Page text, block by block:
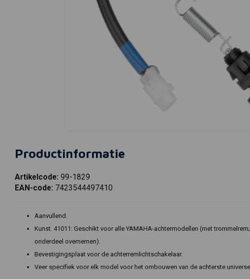
Productinformatie
Artikelcode: 99-1829
EAN-code: 7423544497410
Aanvullend.
Kunst. 41011: Geschikt voor alle YAMAHA-achtermodellen (met
onderdeel overnemen).
Bevestigingsplaat voor de achterremlichtschakelaar.
Veer specifiek voor elk model voor het ombouwen van de achterste